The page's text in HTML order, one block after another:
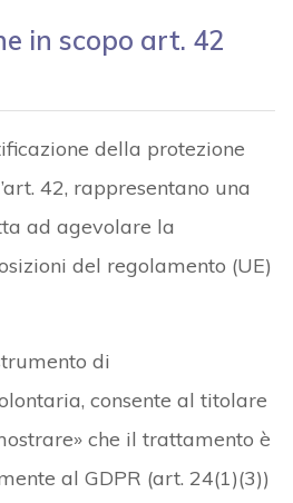
in scopo art. 42
della protezione
42, rappresentano una
ad agevolare la
del regolamento (UE)
di
consente al titolare
che il trattamento è
al GDPR (art. 24(1)(3))